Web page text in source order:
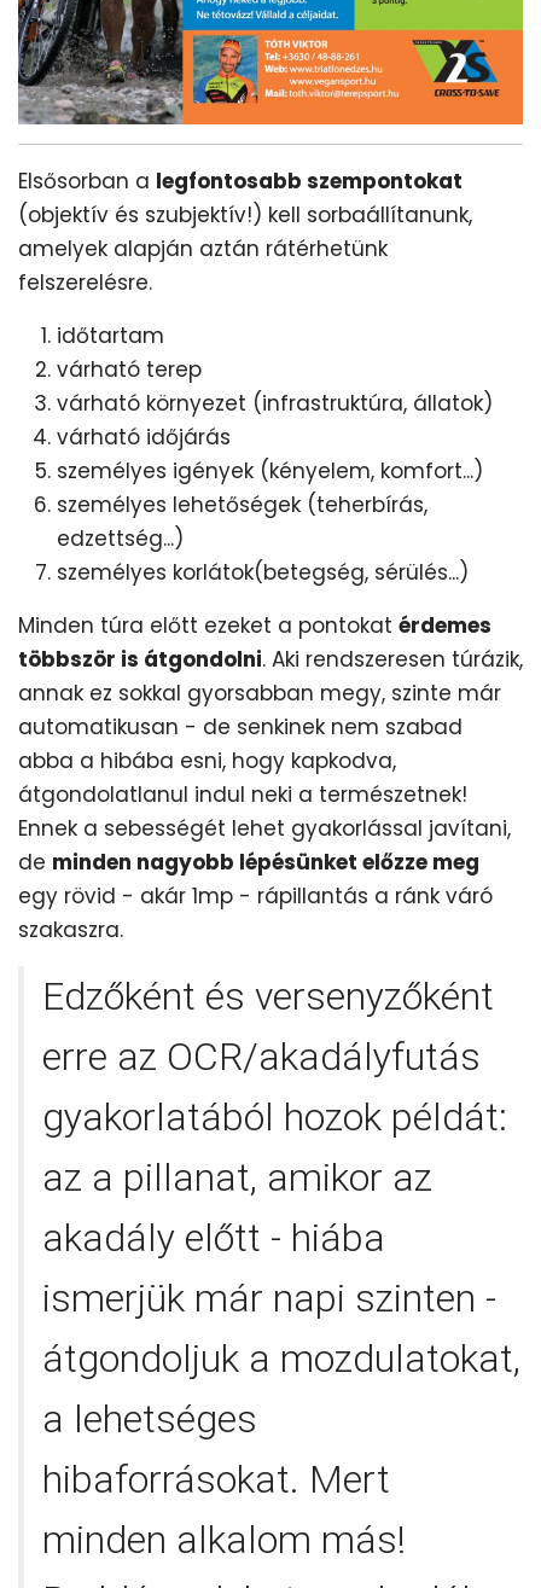
Elsősorban a legfontosabb szempontokat
(objektív és szubjektív!) kell sorbaállítanunk,
amelyek alapján aztán rátérhetünk
felszerelésre.
időtartam
várható terep
várható környezet (infrastruktúra, állatok)
várható időjárás
személyes igények (kényelem, komfort...)
személyes lehetőségek (teherbírás,
edzettség...)
személyes korlátok(betegség, sérülés...)
Minden túra előtt ezeket a pontokat érdemes
többször is átgondolni. Aki rendszeresen túrázik,
annak ez sokkal gyorsabban megy, szinte már
automatikusan - de senkinek nem szabad
abba a hibába esni, hogy kapkodva,
átgondolatlanul indul neki a természetnek!
Ennek a sebességét lehet gyakorlással javítani,
de minden nagyobb lépésünket előzze meg
egy rövid - akár 1mp - rápillantás a ránk váró
szakaszra.
Edzőként és versenyzőként
erre az OCR/akadályfutás
gyakorlatából hozok példát:
az a pillanat, amikor az
akadály előtt - hiába
ismerjük már napi szinten -
átgondoljuk a mozdulatokat,
a lehetséges
hibaforrásokat. Mert
minden alkalom más!